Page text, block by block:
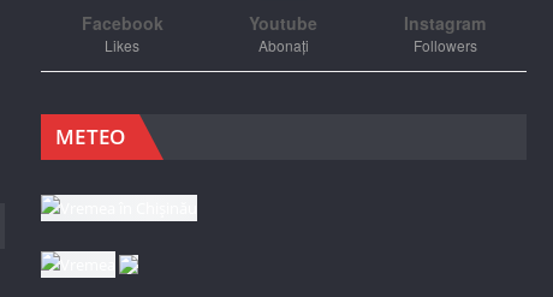
Facebook
Likes
Youtube
Abonați
Instagram
Followers
METEO